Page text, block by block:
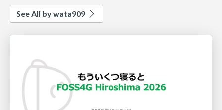
See All by wata909